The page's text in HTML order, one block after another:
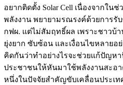
อยากติดตั้ง Solar Cell เนื่องจากใน
พลังงาน พยายามรณรงค์ด้วยการรับ
กฟผ. แต่ไม่สัมฤทธิ์ผล เพราะชาวบ้
ยุ่งยาก ซับซ้อน และเงื่อนไขหลายอ
คิดกันว่าทำอย่างไรจะช่วยแก้ปัญห
ประชาชนให้หันมาใช้พลังงานสะอา
หนึ่งในปัจจัยสำคัญขับเคลื่อนประเท